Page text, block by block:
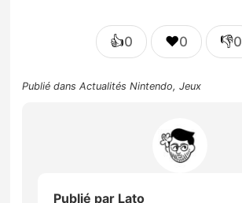
👍0 ❤️0 👎0
Publié dansActualités Nintendo,Jeux
Publié par Lato